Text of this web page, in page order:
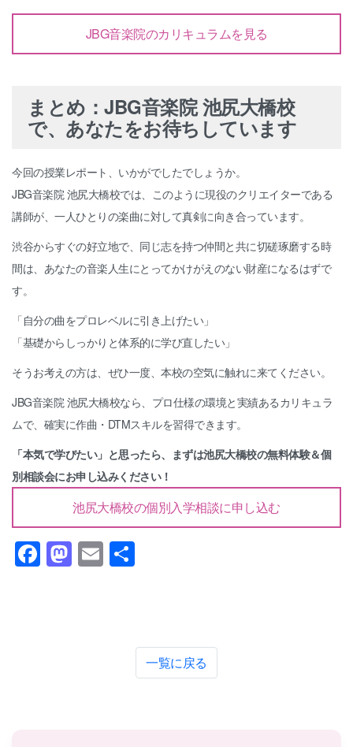
JBG音楽院のカリキュラムを見る
まとめ：JBG音楽院 池尻大橋校
で、あなたをお待ちしています
今回の授業レポート、いかがでしたでしょうか。
JBG音楽院 池尻大橋校では、このように現役のクリエイターである
講師が、一人ひとりの楽曲に対して真剣に向き合っています。
渋谷からすぐの好立地で、同じ志を持つ仲間と共に切磋琢磨する時
間は、あなたの音楽人生にとってかけがえのない財産になるはずで
す。
「自分の曲をプロレベルに引き上げたい」
「基礎からしっかりと体系的に学び直したい」
そうお考えの方は、ぜひ一度、本校の空気に触れに来てください。
JBG音楽院 池尻大橋校なら、プロ仕様の環境と実績あるカリキュラ
ムで、確実に作曲・DTMスキルを習得できます。
「本気で学びたい」と思ったら、まずは池尻大橋校の無料体験＆個
別相談会にお申し込みください！
池尻大橋校の個別入学相談に申し込む
Facebook
Mastodon
Email
一覧に戻る